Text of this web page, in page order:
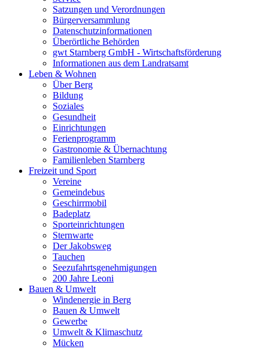
Satzungen und Verordnungen
Bürgerversammlung
Datenschutzinformationen
Überörtliche Behörden
gwt Starnberg GmbH - Wirtschaftsförderung
Informationen aus dem Landratsamt
Leben & Wohnen
Über Berg
Bildung
Soziales
Gesundheit
Einrichtungen
Ferienprogramm
Gastronomie & Übernachtung
Familienleben Starnberg
Freizeit und Sport
Vereine
Gemeindebus
Geschirrmobil
Badeplatz
Sporteinrichtungen
Sternwarte
Der Jakobsweg
Tauchen
Seezufahrtsgenehmigungen
200 Jahre Leoni
Bauen & Umwelt
Windenergie in Berg
Bauen & Umwelt
Gewerbe
Umwelt & Klimaschutz
Mücken